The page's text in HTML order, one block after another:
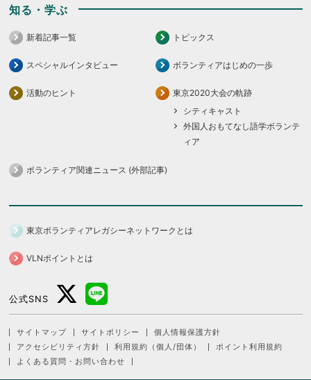
知る・学ぶ
新着記事一覧 トピックス
スペシャルインタビュー ボランティアはじめの一歩
活動のヒント
東京2020大会の軌跡
シティキャスト
外国人おもてなし語学ボランテ
ィア
ボランティア関連ニュース (外部記事)
東京ボランティアレガシーネットワークとは
VLNポイントとは
公式SNS
サイトマップ サイトポリシー
個人情報保護方針
アクセシビリティ方針
利用規約（個人/団体）
ポイント利用規約
よくある質問・お問い合わせ